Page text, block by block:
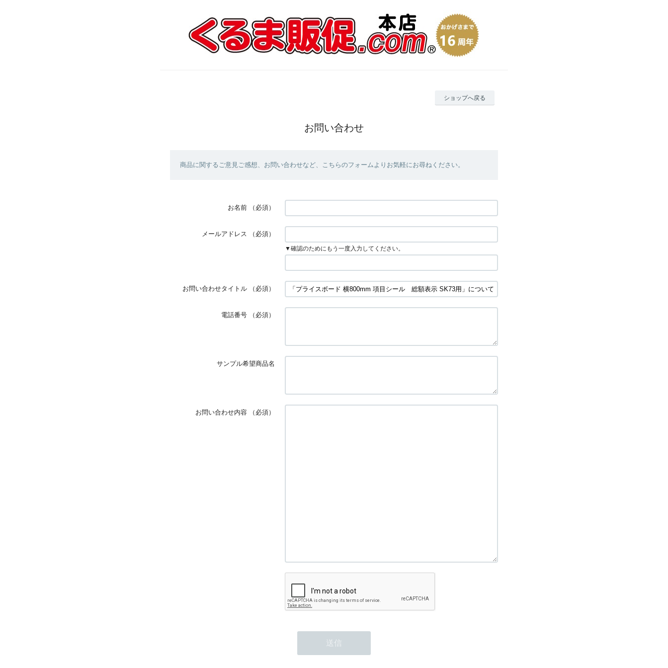
ショップへ戻る
お問い合わせ
商品に関するご意見ご感想、お問い合わせなど、こちらのフォームよりお気軽にお尋ねください。
お名前 （必須）
メールアドレス （必須）
▼確認のためにもう一度入力してください。
お問い合わせタイトル （必須）
電話番号 （必須）
サンプル希望商品名
お問い合わせ内容 （必須）